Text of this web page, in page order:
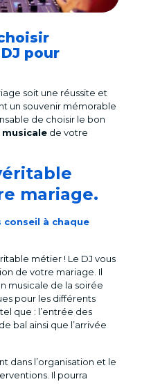
pour
soit une réussite et
un souvenir mémorable
de choisir le bon
de votre
mariage.
conseil à chaque
métier ! Le DJ vous
de votre mariage. Il
musicale de la soirée
pour les différents
que : l’entrée des
bal ainsi que l’arrivée
dans l’organisation et le
Il pourra